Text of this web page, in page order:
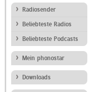
Radiosender
Beliebteste Radios
Beliebteste Podcasts
Mein phonostar
Downloads